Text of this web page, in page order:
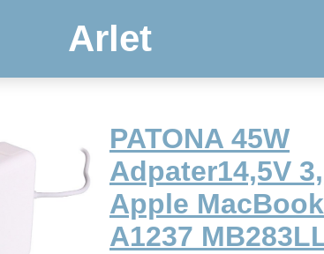
Arlet
PATONA 45W
Adpater14,5V
Apple
A1237